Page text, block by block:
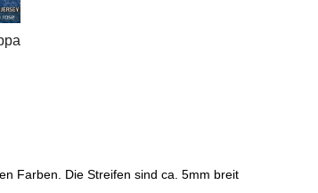
Farben. Die Streifen sind ca. 5mm breit